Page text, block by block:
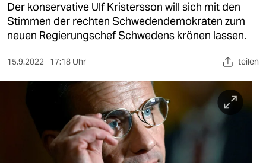
gesellschaft
sport
berlin
Der konservative Ulf Kristersson will sich mit den
Stimmen der rechten Schwedendemokraten zum
neuen Regierungschef Schwedens krönen lassen.
15.9.2022 17:18 Uhr teilen